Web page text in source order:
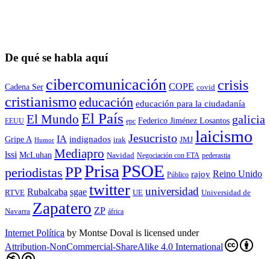
De qué se habla aquí
Cadena Ser cibercomunicación COPE covid crisis
cristianismo educación educación para la ciudadaní­a
EEUU El Mundo El País epc Federico Jiménez Losantos galicia
Gripe A Humor IA indignados irak Jesucristo JMJ laicismo
lssi McLuhan Mediapro Navidad Negociación con ETA pederastia
periodistas PPPrisaPSOE Público rajoy Reino Unido
RTVE Rubalcaba sgae twitter UE universidad Universidad de
Navarra Zapatero ZP áfrica
Internet Política by Montse Doval is licensed under
Attribution-NonCommercial-ShareAlike 4.0 International